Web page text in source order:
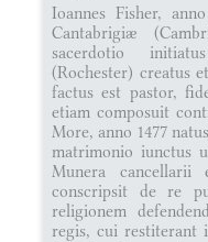
Ioannes Fisher,
Cantabrigiæ
sacerdotio
(Rochester) creatus
factus est pastor,
etiam composuit
More, anno 1477
matrimonio iunctus
Munera
conscripsit de re
religionem
regis, cui restiterant